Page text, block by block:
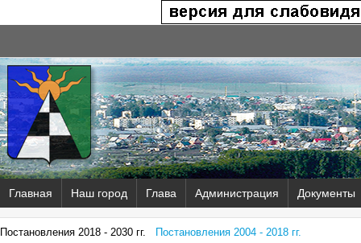
Главная Наш город Глава Администрация Документы
Постановления 2018 - 2030 гг. Постановления 2004 - 2018 гг.